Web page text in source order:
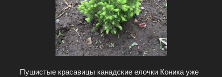
Пушистые красавицы канадские елочки Коника уже